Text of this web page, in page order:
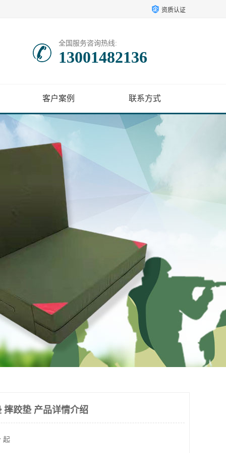
资质认证
全国服务咨询热线:
13001482136
客户案例 联系方式
摔跤垫 产品详情介绍
起